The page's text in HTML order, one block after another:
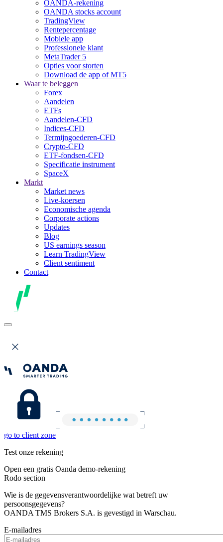
OANDA-rekening
OANDA stocks account
TradingView
Rentepercentage
Mobiele app
Professionele klant
MetaTrader 5
Opties voor storten
Download de app of MT5
Waar te beleggen
Forex
Aandelen
ETFs
Aandelen-CFD
Indices-CFD
Termijngoederen-CFD
Crypto-CFD
ETF-fondsen-CFD
Specificatie instrument
SpaceX
Markt
Market news
Live-koersen
Economische agenda
Corporate actions
Updates
Blog
US earnings season
Learn TradingView
Client sentiment
Contact
go to client zone
Test onze rekening
Open een gratis Oanda demo-rekening
Rodo section
Wie is de gegevensverantwoordelijke wat betreft uw
persoonsgegevens?
OANDA TMS Brokers S.A. is gevestigd in Warschau.
E-mailadres